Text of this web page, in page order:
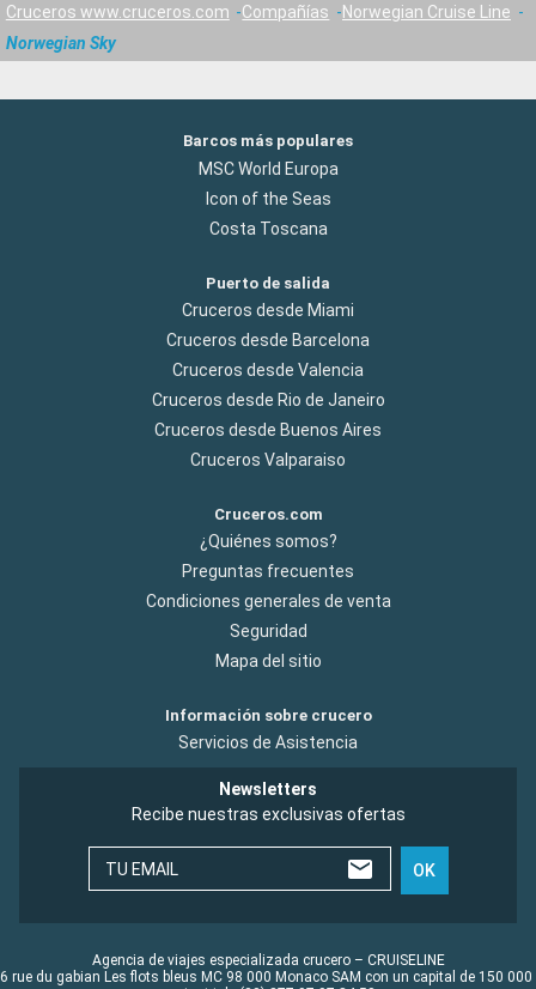
Cruceros www.cruceros.com Compañías
Norwegian Cruise Line
Norwegian Sky
Barcos más populares
MSC World Europa
Icon of the Seas
Costa Toscana
Puerto de salida
Cruceros desde Miami
Cruceros desde Barcelona
Cruceros desde Valencia
Cruceros desde Rio de Janeiro
Cruceros desde Buenos Aires
Cruceros Valparaiso
Cruceros.com
¿Quiénes somos?
Preguntas frecuentes
Condiciones generales de venta
Seguridad
Mapa del sitio
Información sobre crucero
Servicios de Asistencia
Newsletters
Recibe nuestras exclusivas ofertas
TU EMAIL OK
Agencia de viajes especializada crucero – CRUISELINE
rue du gabian Les flots bleus MC 98 000 Monaco SAM con un capital de 150 000